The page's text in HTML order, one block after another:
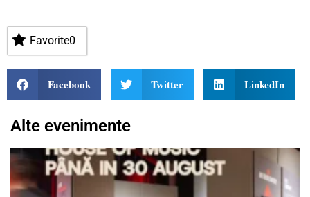
Favorite0
Facebook Twitter LinkedIn
Alte evenimente